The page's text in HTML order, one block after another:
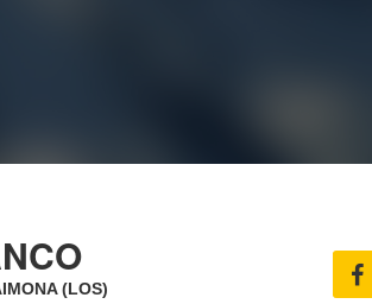
(LOS)